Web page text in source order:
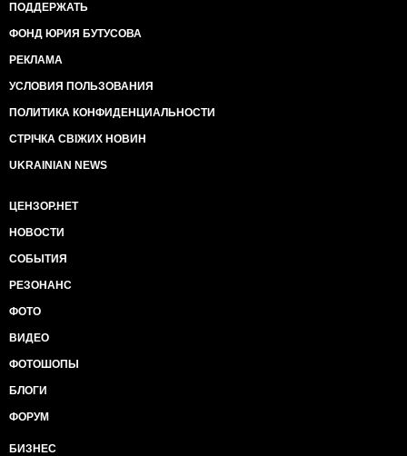
ПОДДЕРЖАТЬ
ФОНД ЮРИЯ БУТУСОВА
РЕКЛАМА
УСЛОВИЯ ПОЛЬЗОВАНИЯ
ПОЛИТИКА КОНФИДЕНЦИАЛЬНОСТИ
СТРІЧКА СВІЖИХ НОВИН
UKRAINIAN NEWS
ЦЕНЗОР.НЕТ
НОВОСТИ
СОБЫТИЯ
РЕЗОНАНС
ФОТО
ВИДЕО
ФОТОШОПЫ
БЛОГИ
ФОРУМ
БИЗНЕС